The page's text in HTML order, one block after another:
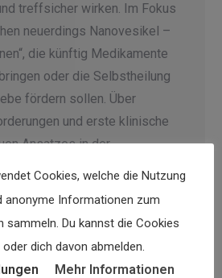
treffsicher wirken. Im Fokus
neuerdings Nanovesikel –
die künftig Medikamente
oder die Selbstheilung
fördern sollen. Über
und erste klinische
Ansatzes in der
und die Ärztin Eva Rohde
auf Ihre Teilnahme und eine
Cookies, welche die Nutzung
anonyme Informationen zum
sammeln. Du kannst die Cookies
dich davon abmelden.
Mehr Informationen